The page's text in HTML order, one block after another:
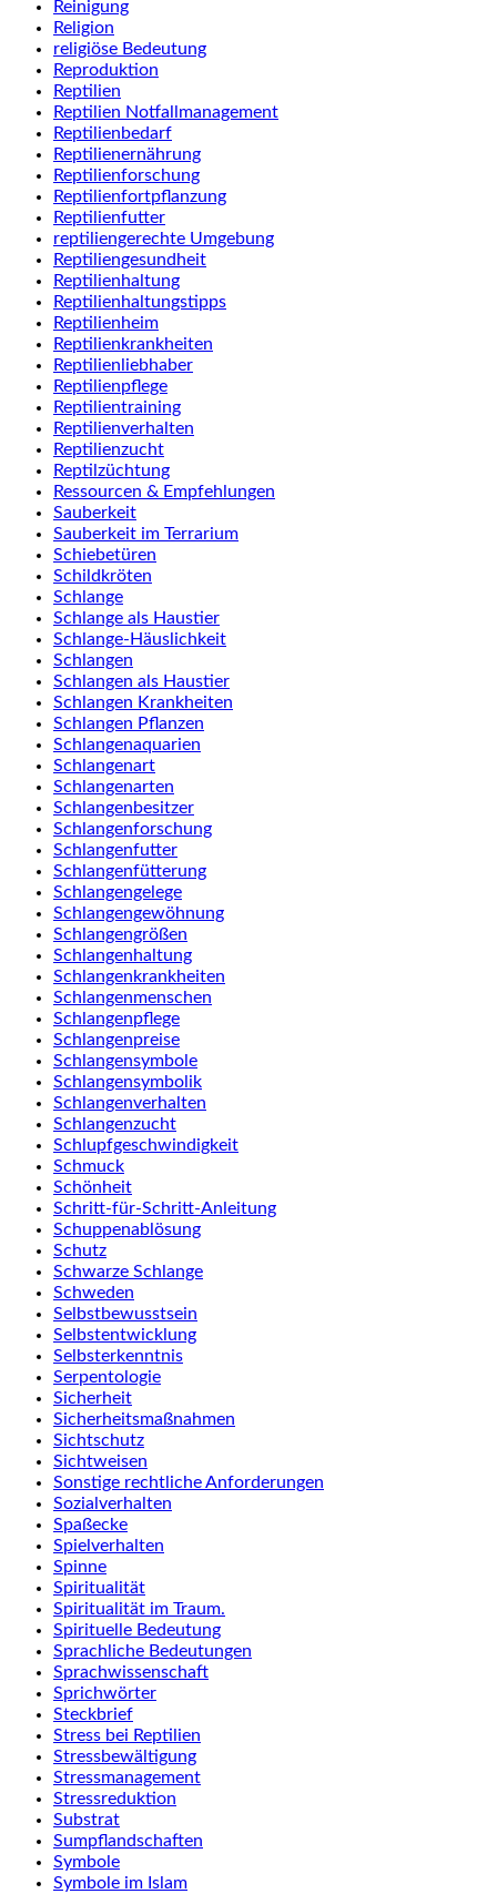
Reinigung
Religion
religiöse Bedeutung
Reproduktion
Reptilien
Reptilien Notfallmanagement
Reptilienbedarf
Reptilienernährung
Reptilienforschung
Reptilienfortpflanzung
Reptilienfutter
reptiliengerechte Umgebung
Reptiliengesundheit
Reptilienhaltung
Reptilienhaltungstipps
Reptilienheim
Reptilienkrankheiten
Reptilienliebhaber
Reptilienpflege
Reptilientraining
Reptilienverhalten
Reptilienzucht
Reptilzüchtung
Ressourcen & Empfehlungen
Sauberkeit
Sauberkeit im Terrarium
Schiebetüren
Schildkröten
Schlange
Schlange als Haustier
Schlange-Häuslichkeit
Schlangen
Schlangen als Haustier
Schlangen Krankheiten
Schlangen Pflanzen
Schlangenaquarien
Schlangenart
Schlangenarten
Schlangenbesitzer
Schlangenforschung
Schlangenfutter
Schlangenfütterung
Schlangengelege
Schlangengewöhnung
Schlangengrößen
Schlangenhaltung
Schlangenkrankheiten
Schlangenmenschen
Schlangenpflege
Schlangenpreise
Schlangensymbole
Schlangensymbolik
Schlangenverhalten
Schlangenzucht
Schlupfgeschwindigkeit
Schmuck
Schönheit
Schritt-für-Schritt-Anleitung
Schuppenablösung
Schutz
Schwarze Schlange
Schweden
Selbstbewusstsein
Selbstentwicklung
Selbsterkenntnis
Serpentologie
Sicherheit
Sicherheitsmaßnahmen
Sichtschutz
Sichtweisen
Sonstige rechtliche Anforderungen
Sozialverhalten
Spaßecke
Spielverhalten
Spinne
Spiritualität
Spiritualität im Traum.
Spirituelle Bedeutung
Sprachliche Bedeutungen
Sprachwissenschaft
Sprichwörter
Steckbrief
Stress bei Reptilien
Stressbewältigung
Stressmanagement
Stressreduktion
Substrat
Sumpflandschaften
Symbole
Symbole im Islam